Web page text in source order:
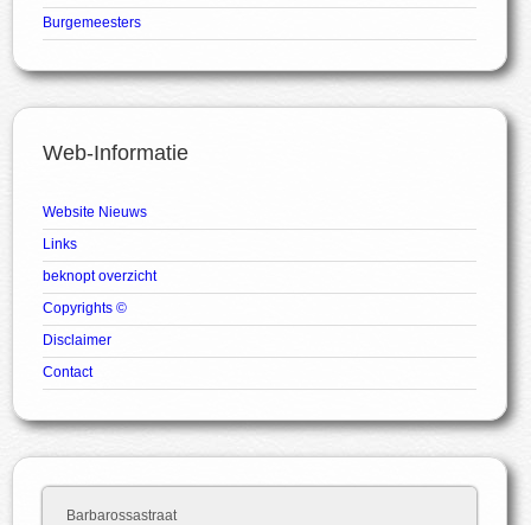
Burgemeesters
Web-Informatie
Website Nieuws
Links
beknopt overzicht
Copyrights ©
Disclaimer
Contact
Barbarossastraat